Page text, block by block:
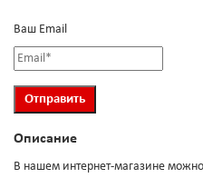
Ваш Email
Описание
В нашем интернет-магазине